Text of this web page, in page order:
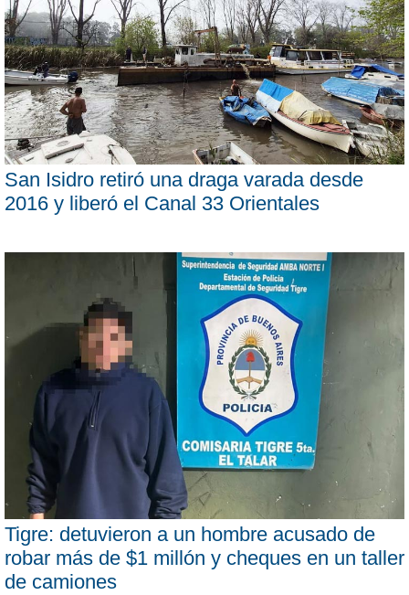
San Isidro retiró una draga varada desde
2016 y liberó el Canal 33 Orientales
Tigre: detuvieron a un hombre acusado de
robar más de $1 millón y cheques en un taller
de camiones